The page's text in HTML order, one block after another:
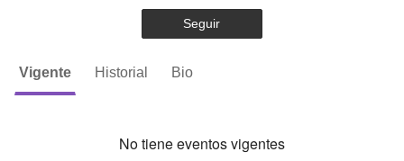
Seguir
Vigente Historial Bio
No tiene eventos vigentes